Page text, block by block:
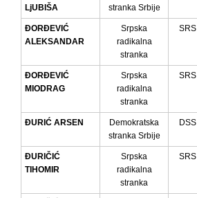
LjUBIŠA stranka Srbije
ĐORĐEVIĆ
ALEKSANDAR
Srpska
radikalna
stranka
SRS
ĐORĐEVIĆ
MIODRAG
Srpska
radikalna
stranka
SRS
ĐURIĆ ARSEN
Demokratska
stranka Srbije
DSS
ĐURIČIĆ
TIHOMIR
Srpska
radikalna
stranka
SRS